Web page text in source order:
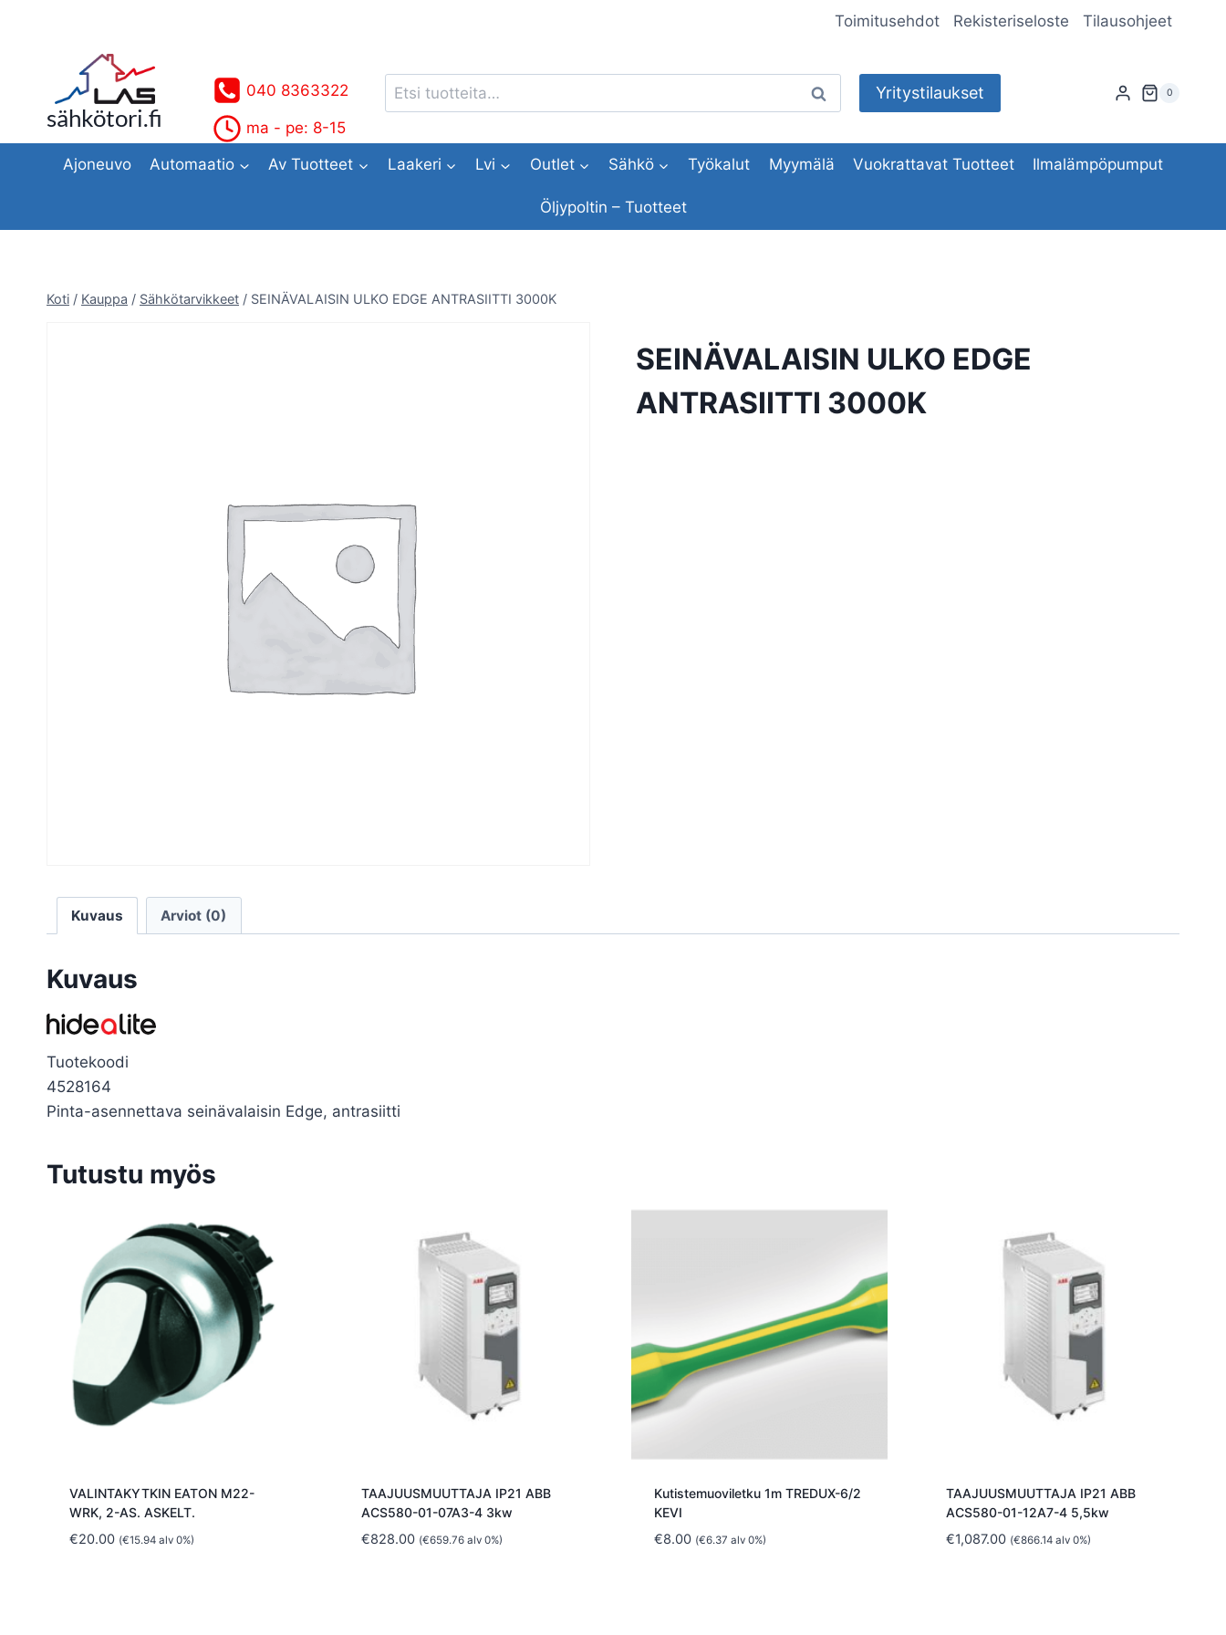
Toimitusehdot Rekisteriseloste Tilausohjeet
sähkötori.fi
040 8363322
ma - pe: 8-15
Etsi: Haku Yritystilaukset 0
Ajoneuvo Automaatio Av Tuotteet Laakeri Lvi Outlet Sähkö Työkalut Myymälä Vuokrattavat Tuotteet Ilmalämpöpumput
Öljypoltin – Tuotteet
Koti / Kauppa / Sähkötarvikkeet / SEINÄVALAISIN ULKO EDGE ANTRASIITTI 3000K
SEINÄVALAISIN ULKO EDGE
ANTRASIITTI 3000K
Kuvaus Arviot (0)
Kuvaus
Tuotekoodi
4528164
Pinta-asennettava seinävalaisin Edge, antrasiitti
Tutustu myös
VALINTAKYTKIN EATON M22-
WRK, 2-AS. ASKELT.
€20.00 (€15.94alv 0%)
TAAJUUSMUUTTAJA IP21 ABB
ACS580-01-07A3-4 3kw
€828.00 (€659.76 alv 0%)
Kutistemuoviletku 1m TREDUX-6/2
KEVI
€8.00 (€6.37 alv 0%)
TAAJUUSMUUTTAJA IP21 ABB
ACS580-01-12A7-4 5,5kw
€1,087.00 (€866.14 alv 0%)